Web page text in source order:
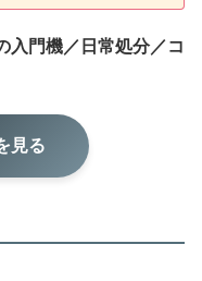
入門機／日常処分／コ
見る